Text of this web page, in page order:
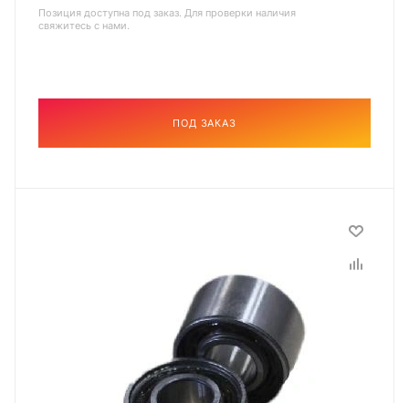
Позиция доступна под заказ. Для проверки наличия
свяжитесь с нами.
ПОД ЗАКАЗ